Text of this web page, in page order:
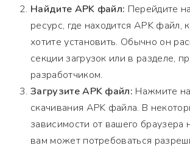
Найдите APK файл: Перейдите
ресурс, где находится APK файл,
хотите установить. Обычно он
секции загрузок или в разделе,
разработчиком.
Загрузите APK файл: Нажмите
скачивания APK файла. В
зависимости от вашего браузера
вам может потребоваться